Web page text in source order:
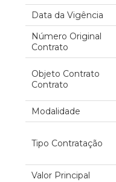
Data da Vigência
Número Original
Contrato
Objeto Contrato
Contrato
Modalidade
Tipo Contratação
Valor Principal